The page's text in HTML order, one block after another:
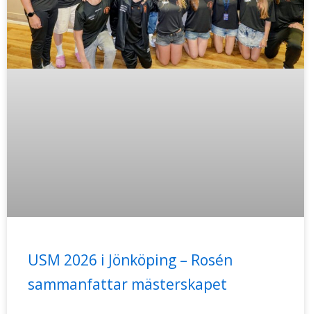
USM 2026 i Jönköping – Rosén
sammanfattar mästerskapet